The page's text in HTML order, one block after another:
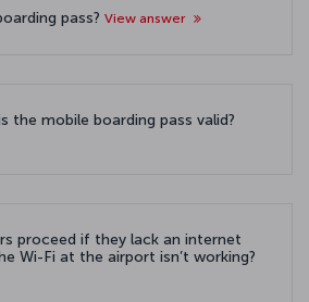
pass? View answer
the mobile boarding pass valid?
proceed if they lack an internet
Wi-Fi at the airport isn’t working?